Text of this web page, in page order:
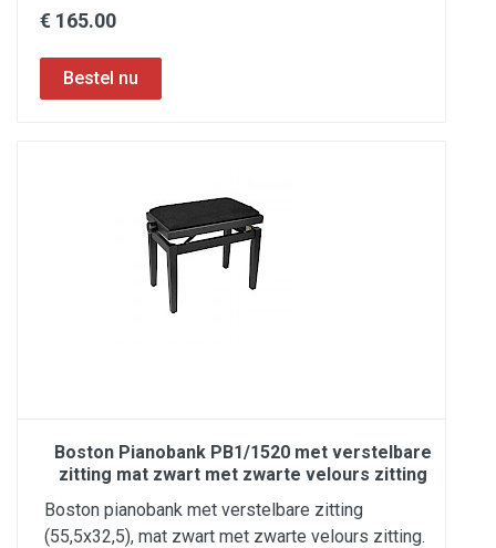
€ 165.00
Boston Pianobank PB1/1520 met verstelbare
zitting mat zwart met zwarte velours zitting
Boston pianobank met verstelbare zitting
(55,5x32,5), mat zwart met zwarte velours zitting.